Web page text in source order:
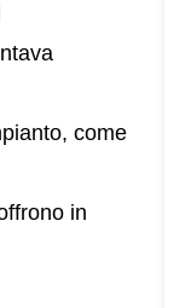
come
in